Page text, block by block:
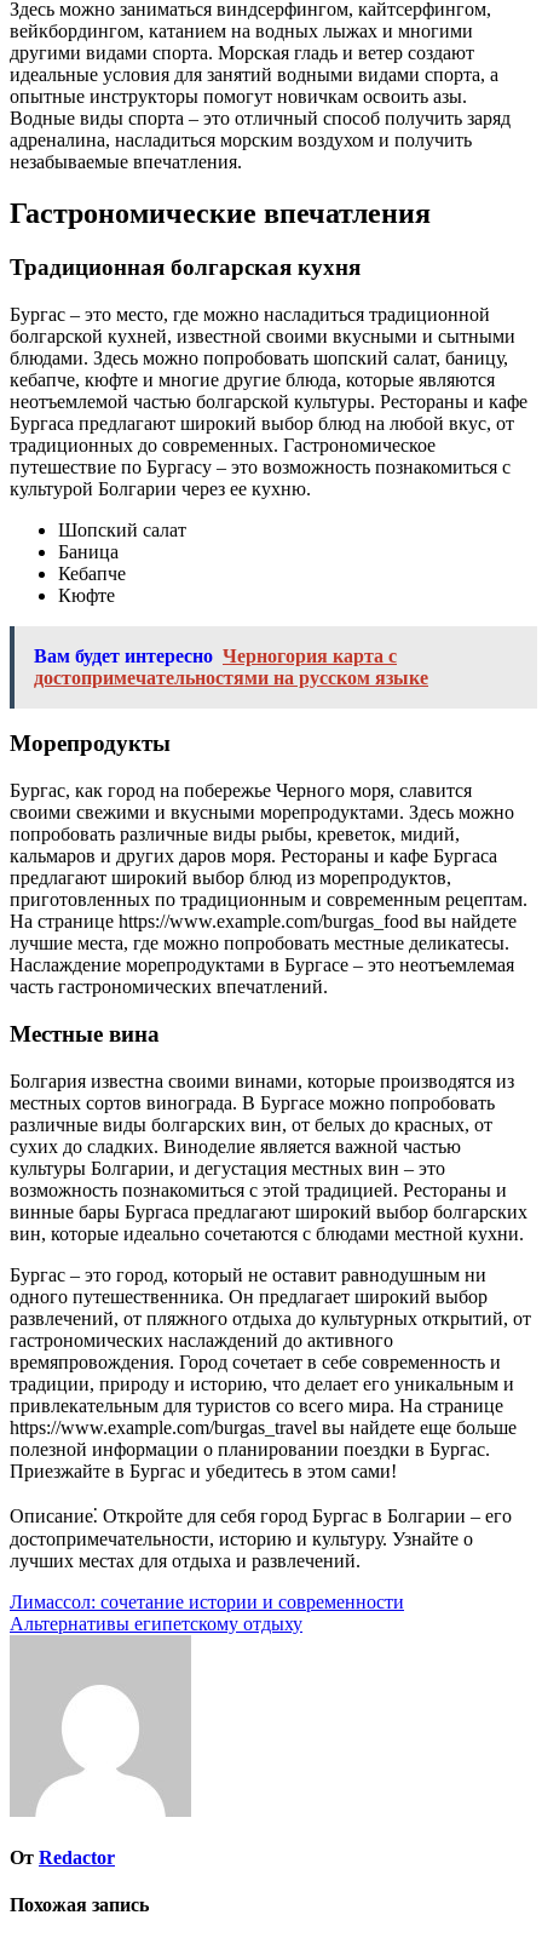
Здесь можно заниматься виндсерфингом, кайтсерфингом,
вейкбордингом, катанием на водных лыжах и многими
другими видами спорта. Морская гладь и ветер создают
идеальные условия для занятий водными видами спорта, а
опытные инструкторы помогут новичкам освоить азы.
Водные виды спорта – это отличный способ получить заряд
адреналина, насладиться морским воздухом и получить
незабываемые впечатления.
Гастрономические впечатления
Традиционная болгарская кухня
Бургас – это место, где можно насладиться традиционной
болгарской кухней, известной своими вкусными и сытными
блюдами. Здесь можно попробовать шопский салат, баницу,
кебапче, кюфте и многие другие блюда, которые являются
неотъемлемой частью болгарской культуры. Рестораны и кафе
Бургаса предлагают широкий выбор блюд на любой вкус, от
традиционных до современных. Гастрономическое
путешествие по Бургасу – это возможность познакомиться с
культурой Болгарии через ее кухню.
Шопский салат
Баница
Кебапче
Кюфте
Вам будет интересно Черногория карта с
достопримечательностями на русском языке
Морепродукты
Бургас, как город на побережье Черного моря, славится
своими свежими и вкусными морепродуктами. Здесь можно
попробовать различные виды рыбы, креветок, мидий,
кальмаров и других даров моря. Рестораны и кафе Бургаса
предлагают широкий выбор блюд из морепродуктов,
приготовленных по традиционным и современным рецептам.
На странице https://www.example.com/burgas_food вы найдете
лучшие места, где можно попробовать местные деликатесы.
Наслаждение морепродуктами в Бургасе – это неотъемлемая
часть гастрономических впечатлений.
Местные вина
Болгария известна своими винами, которые производятся из
местных сортов винограда. В Бургасе можно попробовать
различные виды болгарских вин, от белых до красных, от
сухих до сладких. Виноделие является важной частью
культуры Болгарии, и дегустация местных вин – это
возможность познакомиться с этой традицией. Рестораны и
винные бары Бургаса предлагают широкий выбор болгарских
вин, которые идеально сочетаются с блюдами местной кухни.
Бургас – это город, который не оставит равнодушным ни
одного путешественника. Он предлагает широкий выбор
развлечений, от пляжного отдыха до культурных открытий, от
гастрономических наслаждений до активного
времяпровождения. Город сочетает в себе современность и
традиции, природу и историю, что делает его уникальным и
привлекательным для туристов со всего мира. На странице
https://www.example.com/burgas_travel вы найдете еще больше
полезной информации о планировании поездки в Бургас.
Приезжайте в Бургас и убедитесь в этом сами!
Описание⁚ Откройте для себя город Бургас в Болгарии – его
достопримечательности, историю и культуру. Узнайте о
лучших местах для отдыха и развлечений.
Навигация
по
Лимассол: сочетание истории и современности
Альтернативы египетскому отдыху
От Redactor
Похожая запись